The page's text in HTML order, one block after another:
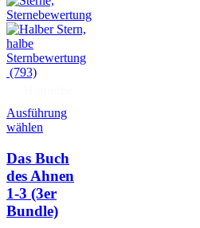
(793)
Ausführung
wählen
Das Buch
des Ahnen
1-3 (3er
Bundle)